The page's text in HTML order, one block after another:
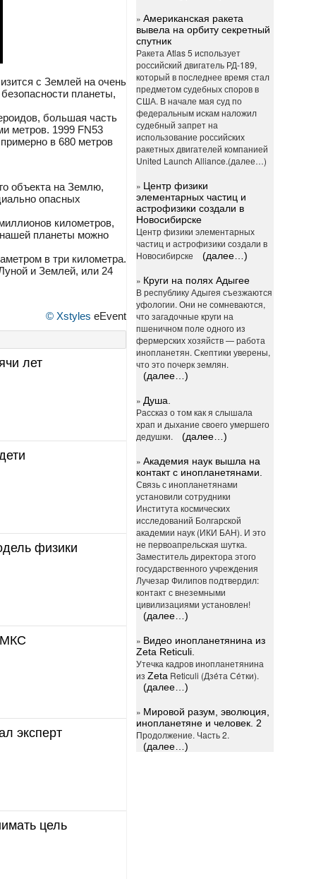
с Землей на очень
планеты,
большая часть
метров. 1999 FN53
в 680 метров
объекта на Землю,
опасных
километров,
планеты можно
в три километра.
и Землей, или 24
© Xstyles eEvent
лет
физики
МКС
эксперт
цель
»Американская ракета
вывела на орбиту секретный
спутник
Ракета Atlas 5 использует
российский двигатель РД-189,
который в последнее время стал
предметом судебных споров в
США. В начале мая суд по
федеральным искам наложил
судебный запрет на
использование российских
ракетных двигателей компанией
United Launch Alliance.(далее…)
» Центр физики
элементарных частиц и
астрофизики создали в
Новосибирске
Центр физики элементарных
частиц и астрофизики создали в
Новосибирске
(далее…)
» Круги на полях Адыгее
В республику Адыгея съезжаются
уфологии. Они не сомневаются,
что загадочные круги на
пшеничном поле одного из
фермерских хозяйств — работа
инопланетян. Скептики уверены,
что это почерк землян.
(далее…)
» Душа.
Рассказ о том как я слышала
храп и дыхание своего умершего
дедушки.
(далее…)
»Академия наук вышла на
контакт с инопланетянами.
Связь с инопланетянами
установили сотрудники
Института космических
исследований Болгарской
академии наук (ИКИ БАН). И это
не первоапрельская шутка.
Заместитель директора этого
государственного учреждения
Лучезар Филипов подтвердил:
контакт с внеземными
цивилизациями установлен!
(далее…)
» Видео инопланетянина из
Zeta Reticuli.
Утечка кадров инопланетянина
изZeta Reticuli (Дзе́та Се́тки).
(далее…)
» Мировой разум, эволюция,
инопланетяне и человек. 2
Продолжение. Часть 2.
(далее…)